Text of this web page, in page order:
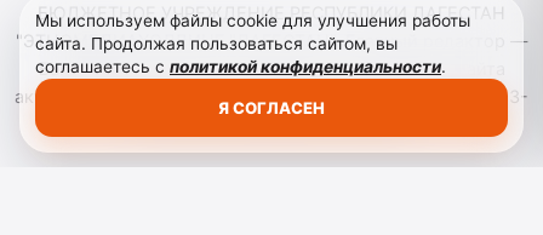
БЮДЖЕТНОЕ УЧРЕЖДЕНИЕ РЕСПУБЛИКИ ДАГЕСТАН
"ЭТНОМЕДИАХОЛДИНГ "ДАГЕСТАН". Главный редактор —
Багомедов Р.Р. При использовании материалов сайта
активная гиперссылка на zamana.info обязательна. ©️ 2013-
Мы используем файлы cookie для улучшения работы
сайта. Продолжая пользоваться сайтом, вы
соглашаетесь с политикой конфиденциальности.
Я СОГЛАСЕН